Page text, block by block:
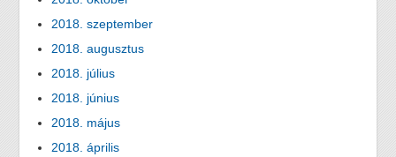
2018. szeptember
2018. augusztus
2018. július
2018. június
2018. május
2018. április